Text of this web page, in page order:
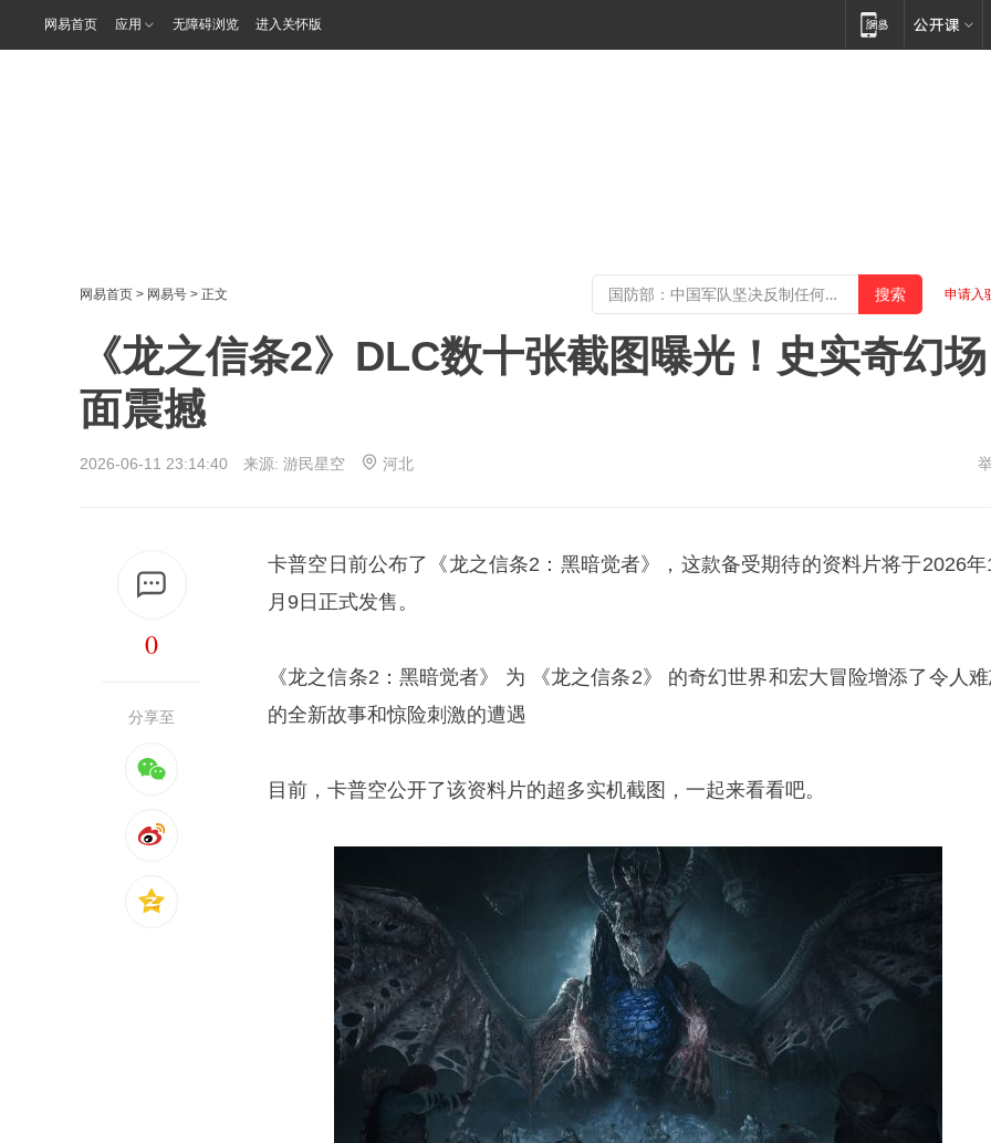
网易首页 应用 无障碍浏览 进入关怀版
网易首页 > 网易号 > 正文 申请入
《龙之信条2》DLC数十张截图曝光！史实奇幻场
面震撼
2026-06-11 23:14:40 来源: 游民星空 河北
0
分享至
卡普空日前公布了《龙之信条2：黑暗觉者》，这款备受期待的资料片将于2026年
月9日正式发售。
《龙之信条2：黑暗觉者》 为 《龙之信条2》 的奇幻世界和宏大冒险增添了令人
的全新故事和惊险刺激的遭遇
目前，卡普空公开了该资料片的超多实机截图，一起来看看吧。